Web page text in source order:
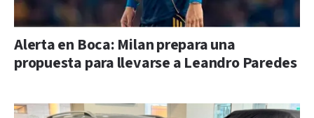
Alerta en Boca: Milan prepara una
propuesta para llevarse a Leandro Paredes